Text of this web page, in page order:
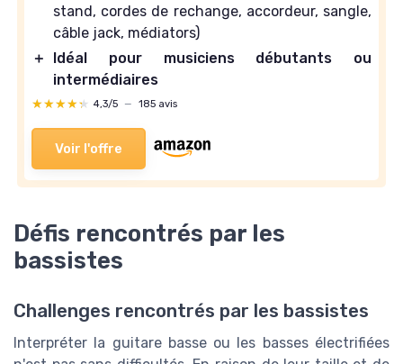
stand, cordes de rechange, accordeur, sangle,
câble jack, médiators)
＋
Idéal pour musiciens débutants ou
intermédiaires
★★★★★
★★★★★ 4,3/5 — 185 avis
Voir l'offre
Défis rencontrés par les
bassistes
Challenges rencontrés par les bassistes
Interpréter la guitare basse ou les basses électrifiées